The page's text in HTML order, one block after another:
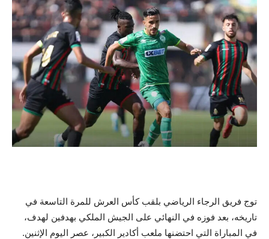
توج فريق الرجاء الرياضي بلقب كأس العرش للمرة التاسعة في
تاريخه، بعد فوزه في النهائي على الجيش الملكي بهدفين لهدف،
في المباراة التي احتضنها ملعب أكادير الكبير، عصر اليوم الإثنين.